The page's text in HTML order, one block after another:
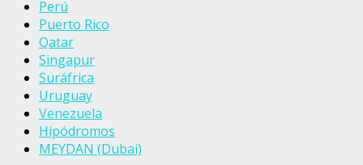
Perú
Puerto Rico
Qatar
Singapur
Suráfrica
Uruguay
Venezuela
Hipódromos
MEYDAN (Dubai)